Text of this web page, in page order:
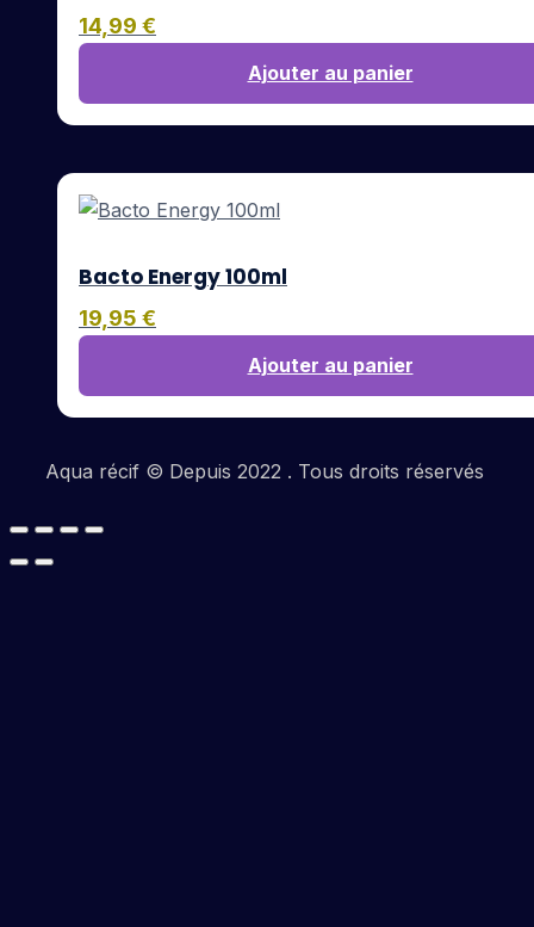
14,99 €
Ajouter au panier
Bacto Energy 100ml
19,95 €
Ajouter au panier
Aqua récif © Depuis 2022 . Tous droits réservés